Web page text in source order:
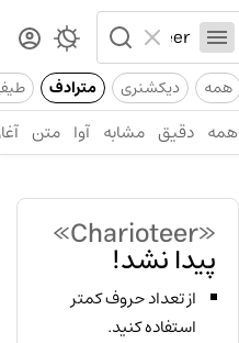
همه دیکشنری مترادف
همه دقیق مشابه آوا متن
«Charioteer»
پیدا نشد!
از تعداد حروف کمتر
استفاده کنید.